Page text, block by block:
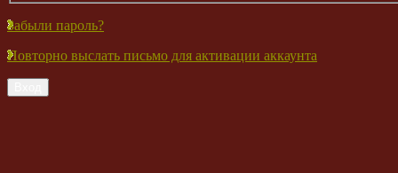
Забыли пароль?
Повторно выслать письмо для активации аккаунта